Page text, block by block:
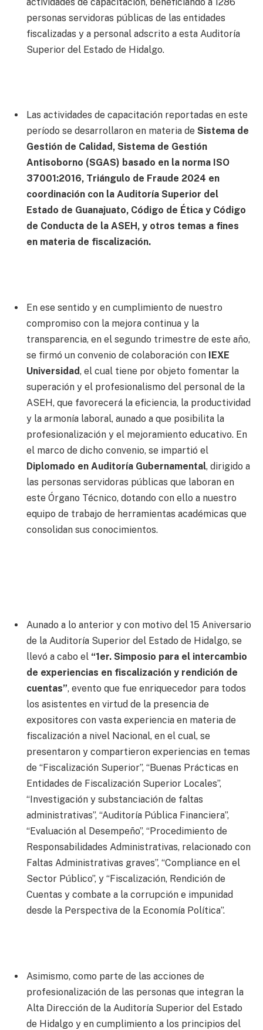
personas servidoras públicas de las entidades
fiscalizadas y a personal adscrito a esta Auditoría
Superior del Estado de Hidalgo.
Las actividades de capacitación reportadas en este
período se desarrollaron en materia de Sistema de
Gestión de Calidad, Sistema de Gestión
Antisoborno (SGAS) basado en la norma ISO
37001:2016, Triángulo de Fraude 2024 en
coordinación con la Auditoría Superior del
Estado de Guanajuato, Código de Ética y Código
de Conducta de la ASEH, y otros temas a fines
en materia de fiscalización.
En ese sentido y en cumplimiento de nuestro
compromiso con la mejora continua y la
transparencia, en el segundo trimestre de este año,
se firmó un convenio de colaboración con IEXE
Universidad, el cual tiene por objeto fomentar la
superación y el profesionalismo del personal de la
ASEH, que favorecerá la eficiencia, la productividad
y la armonía laboral, aunado a que posibilita la
profesionalización y el mejoramiento educativo. En
el marco de dicho convenio, se impartió el
Diplomado en Auditoría Gubernamental, dirigido a
las personas servidoras públicas que laboran en
este Órgano Técnico, dotando con ello a nuestro
equipo de trabajo de herramientas académicas que
consolidan sus conocimientos.
Aunado a lo anterior y con motivo del 15 Aniversario
de la Auditoría Superior del Estado de Hidalgo, se
llevó a cabo el “1er. Simposio para el intercambio
de experiencias en fiscalización y rendición de
cuentas”, evento que fue enriquecedor para todos
los asistentes en virtud de la presencia de
expositores con vasta experiencia en materia de
fiscalización a nivel Nacional, en el cual, se
presentaron y compartieron experiencias en temas
de “Fiscalización Superior”, “Buenas Prácticas en
Entidades de Fiscalización Superior Locales”,
“Investigación y substanciación de faltas
administrativas”, “Auditoría Pública Financiera”,
“Evaluación al Desempeño”, “Procedimiento de
Responsabilidades Administrativas, relacionado con
Faltas Administrativas graves”, “Compliance en el
Sector Público”, y “Fiscalización, Rendición de
Cuentas y combate a la corrupción e impunidad
desde la Perspectiva de la Economía Política”.
Asimismo, como parte de las acciones de
profesionalización de las personas que integran la
Alta Dirección de la Auditoría Superior del Estado
de Hidalgo y en cumplimiento a los principios del